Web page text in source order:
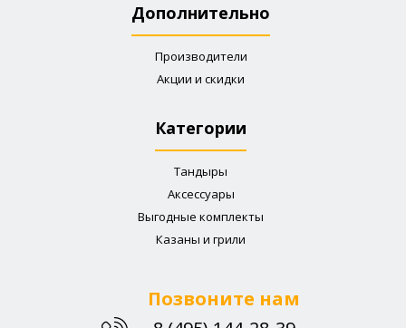
Дополнительно
Производители
Акции и скидки
Категории
Тандыры
Аксессуары
Выгодные комплекты
Казаны и грили
Позвоните нам